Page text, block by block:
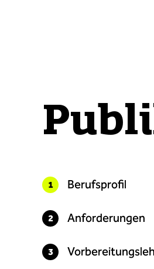
Berufsprofil
Anforderungen